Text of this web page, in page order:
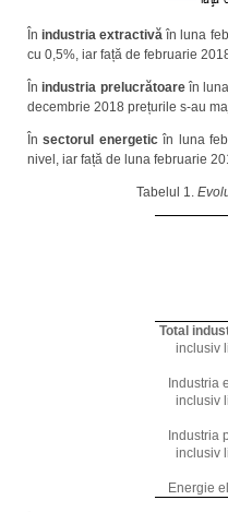
Înindustria extractivă în luna
cu 0,5%, iar față de februarie
Înindustria prelucrătoareîn
decembrie 2018 prețurile s-au
Însectorul energeticîn luna
nivel, iar față de luna februarie
Tabelul 1.
Total
inclusiv
Industria
inclusiv
Industria
inclusiv
Energie